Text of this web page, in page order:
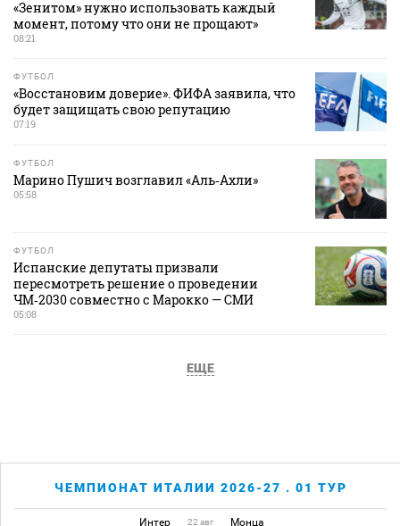
«Зенитом» нужно использовать каждый
момент, потому что они не прощают»
08:21
ФУТБОЛ
«Восстановим доверие». ФИФА заявила, что
будет защищать свою репутацию
07:19
ФУТБОЛ
Марино Пушич возглавил «Аль‑Ахли»
05:58
ФУТБОЛ
Испанские депутаты призвали
пересмотреть решение о проведении
ЧМ‑2030 совместно с Марокко — СМИ
05:08
ЕЩЕ
ЧЕМПИОНАТ ИТАЛИИ 2026-27 . 01 ТУР
Интер 22 авг Монца